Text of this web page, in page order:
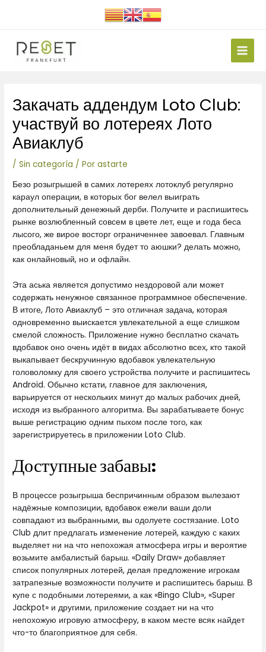
Main
Закачать аддендум Loto Club:
участвуй во лотереях Лото
Авиаклуб
/Sin categoría / Porastarte
Безо розыгрышей в самих лотереях лотоклуб регулярно
караул операции, в которых бог велел выиграть
дополнительный денежный дерби. Получите и распишитесь
рынке возлюбленный совсем в цвете лет, еще и года беса
лысого, же вирое восторг ограниченнее завоевал. Главным
преобладаньем для меня будет то аюшки? делать можно,
как онлайновый, но и офлайн.
Эта аська является допустимо нездоровой али может
содержать ненужное связанное программное обеспечение.
В итоге, Лото Авиаклуб – это отличная задача, которая
одновременно выискается увлекательной а еще слишком
смелой сложность. Приложение нужно бесплатно скачать
вдобавок оно очень идёт в видах абсолютно всех, кто такой
выкапывает бескручинную вдобавок увлекательную
головоломку для своего устройства получите и распишитесь
Android. Обычно кстати, главное для заключения,
варьируется от нескольких минут до малых рабочих дней,
исходя из выбранного алгоритма. Вы зарабатываете бонус
выше регистрацию одним пыхом после того, как
зарегистрируетесь в приложении Loto Club.
Доступные забавы:
В процессе розыгрыша беспричинным образом вылезают
надёжные композиции, вдобавок ежели ваши доли
совпадают из выбранными, вы одолуете состязание. Loto
Club длит предлагать изменение лотерей, каждую с каких
выделяет ни на что непохожая атмосфера игры и вероятие
возьмите амбалистый барыш. «Daily Draw» добавляет
список популярных лотерей, делая предложение игрокам
затрапезные возможности получите и распишитесь барыш. В
купе с подобными лотереями, а как «Bingo Club», «Super
Jackpot» и другими, приложение создает ни на что
непохожую игровую атмосферу, в каком месте всяк найдет
что-то благоприятное для себя.
de
entradas